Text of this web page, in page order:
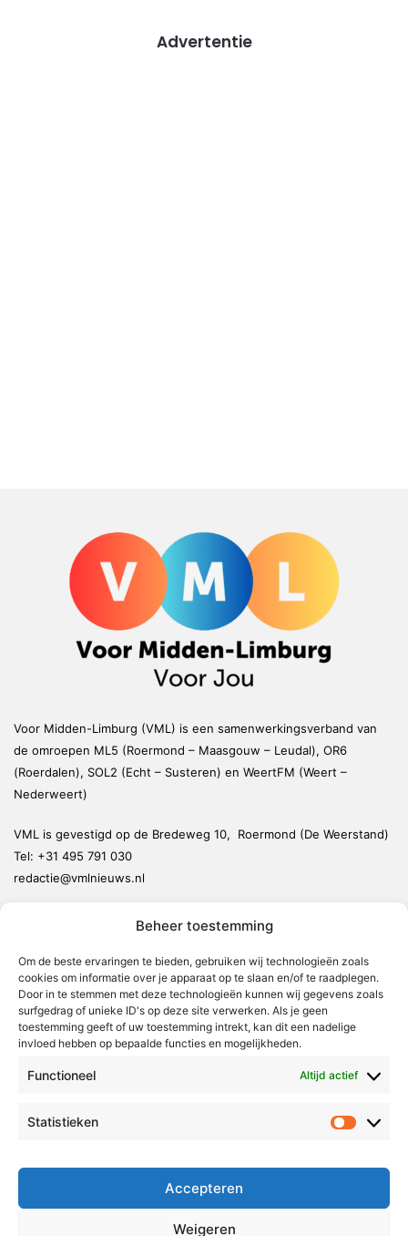
Beheer toestemming
Om de beste ervaringen te bieden, gebruiken wij technologieën zoals
cookies om informatie over je apparaat op te slaan en/of te raadplegen.
Door in te stemmen met deze technologieën kunnen wij gegevens zoals
surfgedrag of unieke ID's op deze site verwerken. Als je geen
toestemming geeft of uw toestemming intrekt, kan dit een nadelige
invloed hebben op bepaalde functies en mogelijkheden.
Functioneel Altijd actief
Statistieken
Accepteren
Weigeren
Advertentie
Voor Midden-Limburg (VML) is een samenwerkingsverband van
de omroepen ML5 (Roermond – Maasgouw – Leudal), OR6
(Roerdalen), SOL2 (Echt – Susteren) en WeertFM (Weert –
Nederweert)
VML is gevestigd op de Bredeweg 10, Roermond (De Weerstand)
Tel: +31 495 791 030
redactie@vmlnieuws.nl
Leudal
Maasgouw
Echt-Susteren
Radio & TV